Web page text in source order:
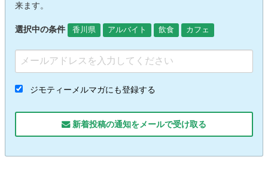
来ます。
選択中の条件 香川県 アルバイト 飲食 カフェ
ジモティーメルマガにも登録する
新着投稿の通知をメールで受け取る